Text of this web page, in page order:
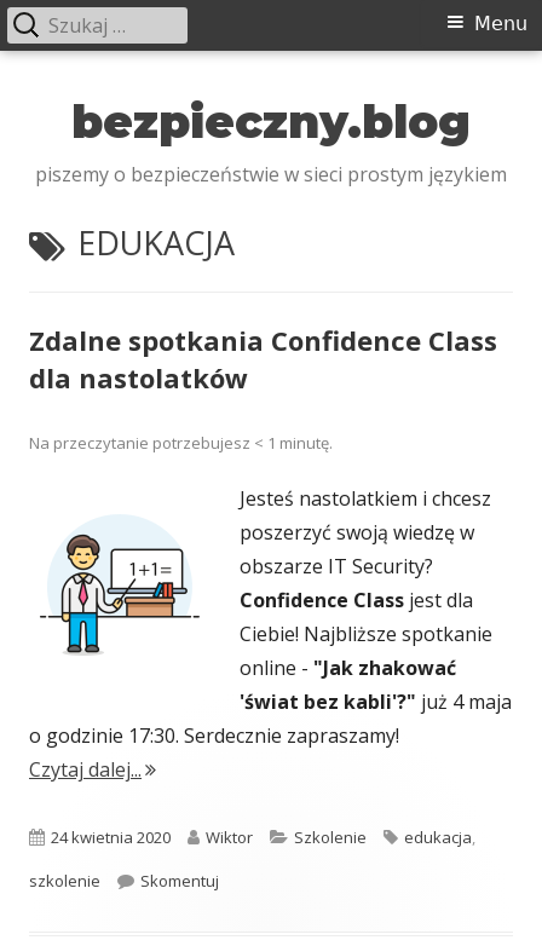
bezpieczny.blog
piszemy o bezpieczeństwie w sieci prostym językiem
Menu
Menu
Szukaj:
TAGI:
EDUKACJA
Zdalne spotkania Confidence Class
dla nastolatków
Na przeczytanie potrzebujesz < 1 minutę.
Jesteś nastolatkiem i chcesz
poszerzyć swoją wiedzę w
obszarze IT Security?
Confidence Class jest dla
Ciebie! Najbliższe spotkanie
online - "Jak zhakować
'świat bez kabli'?" już 4 maja
o godzinie 17:30. Serdecznie zapraszamy!
Czytaj dalej..."Zdalne spotkania Confidence Class dla
Opublikowano
24 kwietnia 2020 Autor
Wiktor Kategorie
Szkolenie Tagi
edukacja,
szkolenie
Skomentuj